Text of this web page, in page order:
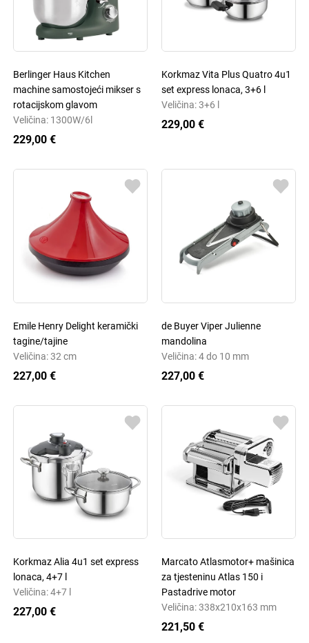
Berlinger Haus Kitchen
machine samostojeći mikser s
rotacijskom glavom
Veličina: 1300W/6l
229,00 €
Korkmaz Vita Plus Quatro 4u1
set express lonaca, 3+6 l
Veličina: 3+6 l
229,00 €
Emile Henry Delight keramički
tagine/tajine
Veličina: 32 cm
227,00 €
de Buyer Viper Julienne
mandolina
Veličina: 4 do 10 mm
227,00 €
Korkmaz Alia 4u1 set express
lonaca, 4+7 l
Veličina: 4+7 l
227,00 €
Marcato Atlasmotor+ mašinica
za tjesteninu Atlas 150 i
Pastadrive motor
Veličina: 338x210x163 mm
221,50 €